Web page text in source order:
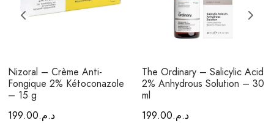
Nizoral – Crème Anti-
Fongique 2% Kétoconazole
– 15 g
د.م.199.00
The Ordinary – Salicylic Acid
2% Anhydrous Solution – 30
ml
د.م.199.00